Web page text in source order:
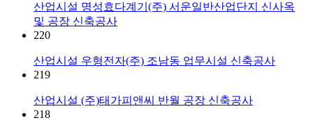
산업시설 명성효다계기(주) 서운일반산업단지 신사옥
및 공장 신축공사
220
산업시설 우형전자(주) 조남동 업무시설 신축공사
219
산업시설 (주)태가피앤씨 반월 공장 신축공사
218